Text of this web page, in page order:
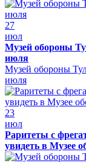
27
июл
Музей обороны
июля
Музей обороны
июля
23
июл
Раритеты с
увидеть в Музее